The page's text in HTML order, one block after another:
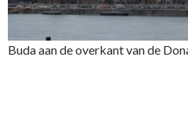
Buda aan de overkant van de